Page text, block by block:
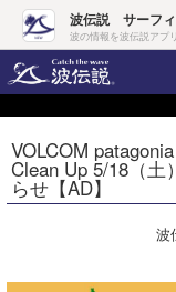
波伝説 サーフ
波の情報を波伝説アプ
ヘルプ
ログイン
VOLCOM
Clean Up 5/18（土
らせ【AD】
波
Core Surf Japan
コンテスト
ファッション/グッ
アート＆エンタメ